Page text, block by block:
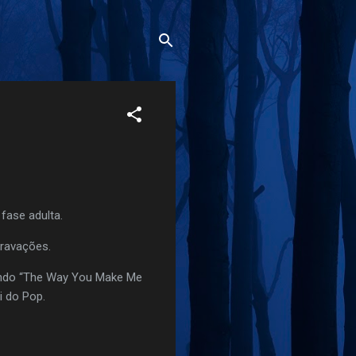
adulta.
“The Way You Make Me
Pop.